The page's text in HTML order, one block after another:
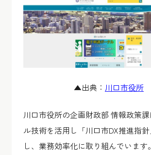
▲出典： 川口市役所
川口市役所の企画財政部 情報政策
ル技術を活用し「川口市DX推進指
し、業務効率化に取り組んでいます